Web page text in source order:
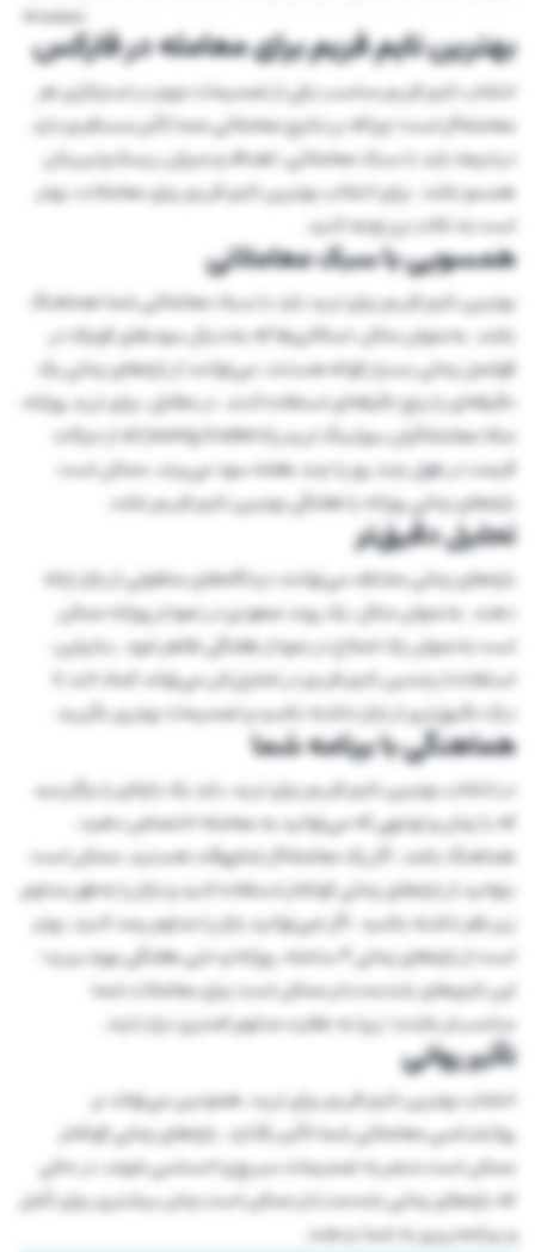
بهترین تایم فریم برای معامله در فارکس
انتخاب تایم فریم مناسب یکی از تصمیمات مهم در استراتژی هر
معامله‌گر است؛ چراکه بر نتایج معاملاتی شما تأثیر مستقیم دارد.
درنتیجه باید با سبک معاملاتی، اهداف و میزان ریسک‌پذیریتان
همسو باشد. برای انتخاب بهترین تایم فریم برای معاملات، بهتر
است به نکات زیر توجه کنید.
همسویی با سبک معاملاتی
بهترین تایم فریم برای ترید باید با سبک معاملاتی شما هماهنگ
باشد. به‌عنوان مثال، اسکالپرها که به‌دنبال سودهای کوچک در
فواصل زمانی بسیار کوتاه هستند، می‌توانند از بازه‌های زمانی یک
دقیقه‌ای یا پنج دقیقه‌ای استفاده کنند. در مقابل، برای ترید روزانه،
مثلا معامله‌گران سوئینگ تریدر (swing traders) که از حرکات
قیمت در طول چند روز یا چند هفته سود می‌برند، ممکن است
بازه‌های زمانی روزانه یا هفتگی بهترین تایم فریم باشد.
تحلیل دقیق‌تر
بازه‌های زمانی مختلف می‌توانند دیدگاه‌های متفاوتی از بازار ارائه
دهند. به‌عنوان مثال، یک روند صعودی در نمودار روزانه ممکن
است به‌عنوان یک اصلاح در نمودار هفتگی ظاهر شود. بنابراین،
استفاده از چندین تایم فریم در تحلیل‌تان می‌تواند کمک کند تا
درک دقیق‌تری از بازار داشته باشید و تصمیمات بهتری بگیرید.
هماهنگی با برنامه شما
در انتخاب بهترین تایم فریم برای ترید، باید یک بازه‌ای را برگزینید
که با زمان و توجهی که می‌توانید به معامله اختصاص دهید،
هماهنگ باشد. اگر یک معامله‌گر تمام‌وقت هستید، ممکن است
بتوانید از بازه‌های زمانی کوتاه‌تر استفاده کنید و بازار را به‌طور مداوم
زیر نظر داشته باشید. اگر نمی‌توانید بازار را مداوم رصد کنید، بهتر
است از بازه‌های زمانی ۴ ساعته، روزانه و حتی هفتگی بهره ببرید؛
این تایم‌های بلندمدت‌تر ممکن است برای معاملات شما
مناسب‌تر باشند؛ زیرا به نظارت مداوم کمتری نیاز دارند.
تأثیر روانی
انتخاب بهترین تایم فریم برای ترید، همچنین می‌تواند بر
روانشناسی معاملاتی شما تأثیر بگذارد. بازه‌های زمانی کوتاه‌تر
ممکن است منجر به تصمیمات سریع و احساسی شوند، در حالی
که بازه‌های زمانی بلندمدت‌تر ممکن است زمان بیشتری برای تأمل
و برنامه‌ریزی به شما بدهند.